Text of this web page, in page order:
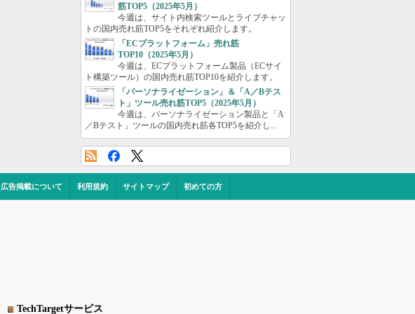
筋TOP5（2025年5月）
今週は、サイト内検索ツールとライブチャッ
トの国内売れ筋TOP5をそれぞれ紹介します。
「ECプラットフォーム」売れ筋
TOP10（2025年5月）
今週は、ECプラットフォーム製品（ECサイ
ト構築ツール）の国内売れ筋TOP10を紹介します。
「パーソナライゼーション」＆「A／Bテス
ト」ツール売れ筋TOP5（2025年5月）
今週は、パーソナライゼーション製品と「A
／Bテスト」ツールの国内売れ筋各TOP5を紹介し...
広告掲載について 利用規約 サイトマップ 初めての方
TechTargetサービス